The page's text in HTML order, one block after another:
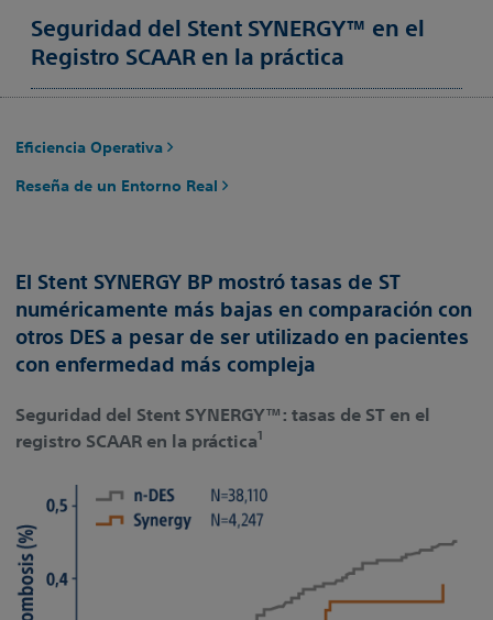
Seguridad del Stent SYNERGY™ en el
Registro SCAAR en la práctica
Eficiencia Operativa
Reseña de un Entorno Real
El Stent SYNERGY BP mostró tasas de ST
numéricamente más bajas en comparación con
otros DES a pesar de ser utilizado en pacientes
con enfermedad más compleja
Seguridad del Stent SYNERGY™: tasas de ST en el
registro SCAAR en la práctica1